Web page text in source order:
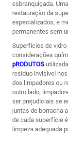
esbranquiçada.
restauração da
especializados, e
permanentes sem
Superfícies de
considerações
pRODUTOS
resíduo invisível
dos limpadores ou
outro lado,
ser prejudiciais se
juntas de borracha
de cada superfície
limpeza adequada